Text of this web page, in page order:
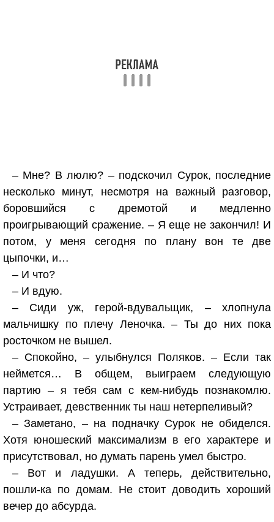
– Мне? В люлю? – подскочил Сурок, последние
несколько минут, несмотря на важный разговор,
боровшийся с дремотой и медленно
проигрывающий сражение. – Я еще не закончил! И
потом, у меня сегодня по плану вон те две
цыпочки, и…
– И что?
– И вдую.
– Сиди уж, герой-вдувальщик, – хлопнула
мальчишку по плечу Леночка. – Ты до них пока
росточком не вышел.
– Спокойно, – улыбнулся Поляков. – Если так
неймется… В общем, выиграем следующую
партию – я тебя сам с кем-нибудь познакомлю.
Устраивает, девственник ты наш нетерпеливый?
– Заметано, – на подначку Сурок не обиделся.
Хотя юношеский максимализм в его характере и
присутствовал, но думать парень умел быстро.
– Вот и ладушки. А теперь, действительно,
пошли-ка по домам. Не стоит доводить хороший
вечер до абсурда.